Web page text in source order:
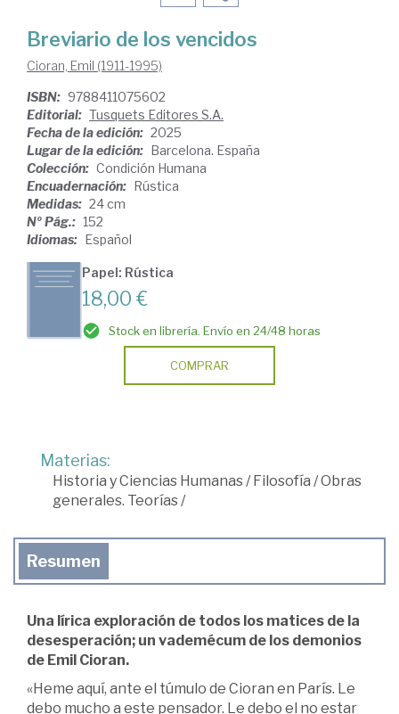
Breviario de los vencidos
Cioran, Emil (1911-1995)
ISBN: 9788411075602
Editorial: Tusquets Editores S.A.
Fecha de la edición: 2025
Lugar de la edición: Barcelona. España
Colección: Condición Humana
Encuadernación: Rústica
Medidas: 24 cm
Nº Pág.: 152
Idiomas: Español
Papel: Rústica
18,00 €
Stock en librería. Envío en 24/48 horas
COMPRAR
Materias:
Historia y Ciencias Humanas /Filosofía /Obras
generales. Teorías /
Resumen
Una lírica exploración de todos los matices de la
desesperación; un vademécum de los demonios
de Emil Cioran.
«Heme aquí, ante el túmulo de Cioran en París. Le
debo mucho a este pensador. Le debo el no estar